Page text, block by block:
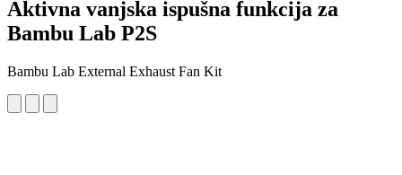
Aktivna vanjska ispušna funkcija za
Bambu Lab P2S
Bambu Lab External Exhaust Fan Kit